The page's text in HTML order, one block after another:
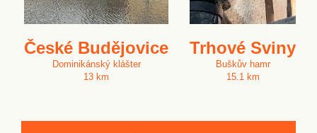
České Budějovice
Dominikánský klášter
13 km
Trhové Sviny
Buškův hamr
15.1 km